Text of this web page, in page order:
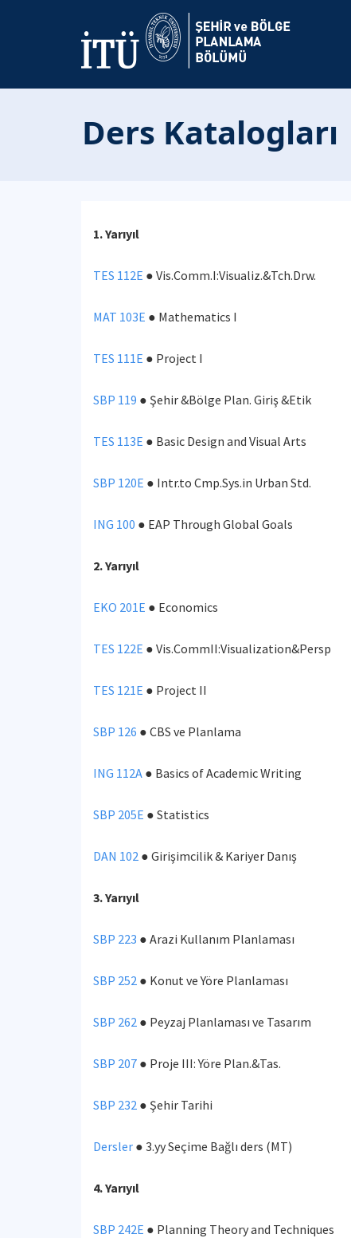
Ders Katalogları
1. Yarıyıl
TES 112E ● Vis.Comm.I:Visualiz.&Tch.Drw.
MAT 103E ● Mathematics I
TES 111E ● Project I
SBP 119 ● Şehir &Bölge Plan. Giriş &Etik
TES 113E ● Basic Design and Visual Arts
SBP 120E ● Intr.to Cmp.Sys.in Urban Std.
ING 100 ● EAP Through Global Goals
2. Yarıyıl
EKO 201E ● Economics
TES 122E ● Vis.CommII:Visualization&Persp
TES 121E ● Project II
SBP 126 ● CBS ve Planlama
ING 112A ● Basics of Academic Writing
SBP 205E ● Statistics
DAN 102 ● Girişimcilik & Kariyer Danış
3. Yarıyıl
SBP 223 ● Arazi Kullanım Planlaması
SBP 252 ● Konut ve Yöre Planlaması
SBP 262 ● Peyzaj Planlaması ve Tasarım
SBP 207 ● Proje III: Yöre Plan.&Tas.
SBP 232 ● Şehir Tarihi
Dersler ● 3.yy Seçime Bağlı ders (MT)
4. Yarıyıl
SBP 242E ● Planning Theory and Techniques